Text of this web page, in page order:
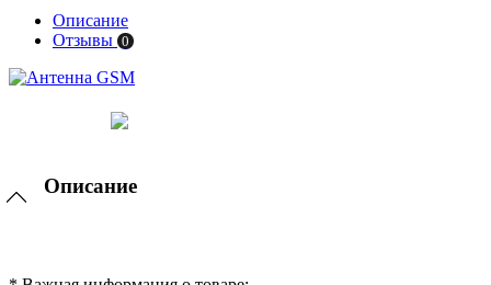
Описание
Отзывы 0
Описание